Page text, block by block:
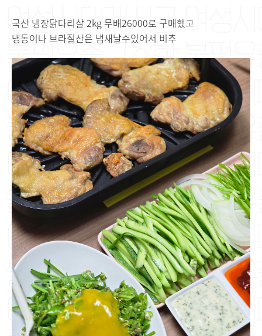
국산 냉장닭다리살 2kg 무배26000로 구매했고
냉동이나 브라질산은 냄새날수있어서 비추